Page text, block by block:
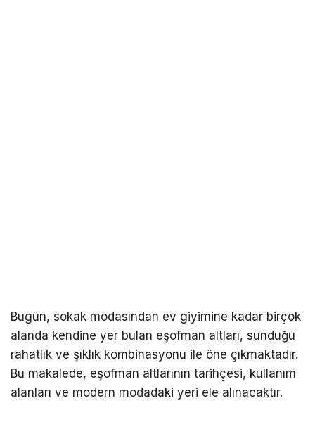
Bugün, sokak modasından ev giyimine kadar birçok
alanda kendine yer bulan eşofman altları, sunduğu
rahatlık ve şıklık kombinasyonu ile öne çıkmaktadır.
Bu makalede, eşofman altlarının tarihçesi, kullanım
alanları ve modern modadaki yeri ele alınacaktır.